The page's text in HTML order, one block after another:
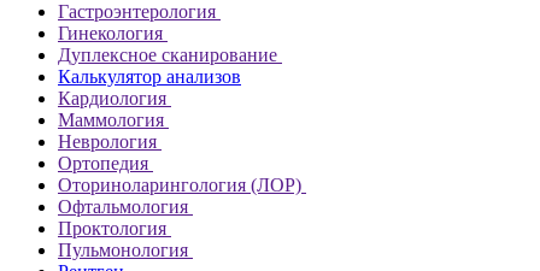
Гастроэнтерология
Гинекология
Дуплексное сканирование
Калькулятор анализов
Кардиология
Маммология
Неврология
Ортопедия
Оториноларингология (ЛОР)
Офтальмология
Проктология
Пульмонология